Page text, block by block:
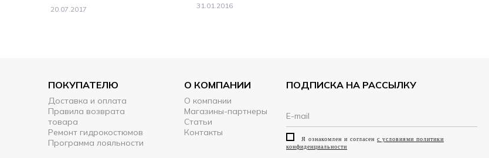
20.07.2017 31.01.2016
ПОКУПАТЕЛЮ
Доставка и оплата
Правила возврата
товара
Ремонт гидрокостюмов
Программа лояльности
О КОМПАНИИ
О компании
Магазины-партнеры
Статьи
Контакты
ПОДПИСКА НА РАССЫЛКУ
Я ознакомлен и согласен с условиями политики
конфиденциальности